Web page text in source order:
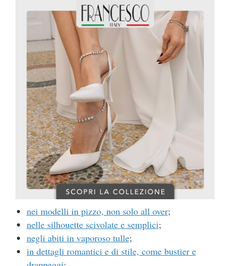
nei modelli in pizzo, non solo all over;
nelle silhouette scivolate e semplici;
negli abiti in vaporoso tulle;
in dettagli romantici e di stile, come bustier e